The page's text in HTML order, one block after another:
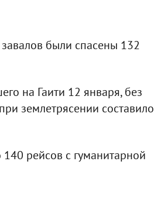
были спасены 132
на Гаити 12 января, без
землетрясении составило
рейсов с гуманитарной